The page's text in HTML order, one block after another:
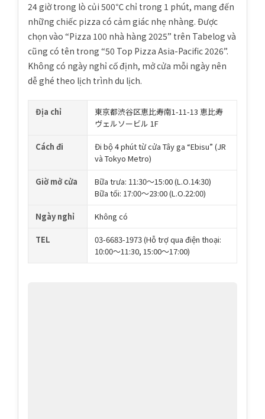
24 giờ trong lò củi 500℃ chỉ trong 1 phút, mang đến
những chiếc pizza có cảm giác nhẹ nhàng. Được
chọn vào “Pizza 100 nhà hàng 2025” trên Tabelog và
cũng có tên trong “50 Top Pizza Asia-Pacific 2026”.
Không có ngày nghỉ cố định, mở cửa mỗi ngày nên
dễ ghé theo lịch trình du lịch.
Địa chỉ
東京都渋谷区恵比寿南1-11-13 恵比寿
ヴェルソービル 1F
Cách đi
Đi bộ 4 phút từ cửa Tây ga “Ebisu” (JR
và Tokyo Metro)
Giờ mở cửa
Bữa trưa: 11:30〜15:00 (L.O.14:30)
Bữa tối: 17:00〜23:00 (L.O.22:00)
Ngày nghỉ Không có
TEL
03-6683-1973 (Hỗ trợ qua điện thoại:
10:00〜11:30, 15:00〜17:00)